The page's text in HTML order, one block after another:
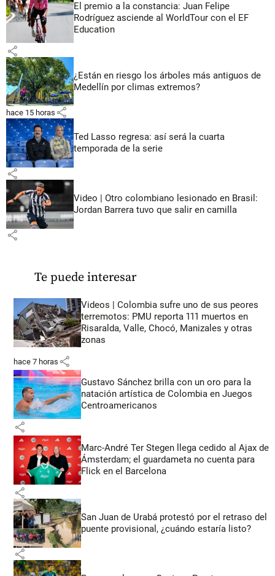
El premio a la constancia: Juan Felipe
Rodríguez asciende al WorldTour con el EF
Education
share
¿Están en riesgo los árboles más antiguos de
Medellín por climas extremos?
hace 15 horas share
Ted Lasso regresa: así será la cuarta
temporada de la serie
share
Video | Otro colombiano lesionado en Brasil:
Jordan Barrera tuvo que salir en camilla
share
Te puede interesar
Videos | Colombia sufre uno de sus peores
terremotos: PMU reporta 111 muertos en
Risaralda, Valle, Chocó, Manizales y otras
zonas
hace 7 horas share
Gustavo Sánchez brilla con un oro para la
natación artística de Colombia en Juegos
Centroamericanos
share
Marc-André Ter Stegen llega cedido al Ajax de
Ámsterdam; el guardameta no cuenta para
Flick en el Barcelona
share
San Juan de Urabá protestó por el retraso del
puente provisional, ¿cuándo estaría listo?
share